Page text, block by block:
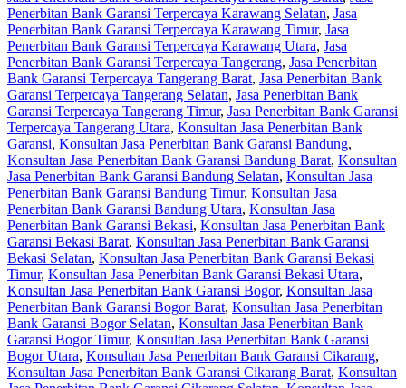
Penerbitan Bank Garansi Terpercaya Karawang Selatan, Jasa
Penerbitan Bank Garansi Terpercaya Karawang Timur, Jasa
Penerbitan Bank Garansi Terpercaya Karawang Utara, Jasa
Penerbitan Bank Garansi Terpercaya Tangerang, Jasa Penerbitan
Bank Garansi Terpercaya Tangerang Barat, Jasa Penerbitan Bank
Garansi Terpercaya Tangerang Selatan, Jasa Penerbitan Bank
Garansi Terpercaya Tangerang Timur, Jasa Penerbitan Bank Garansi
Terpercaya Tangerang Utara, Konsultan Jasa Penerbitan Bank
Garansi, Konsultan Jasa Penerbitan Bank Garansi Bandung,
Konsultan Jasa Penerbitan Bank Garansi Bandung Barat, Konsultan
Jasa Penerbitan Bank Garansi Bandung Selatan, Konsultan Jasa
Penerbitan Bank Garansi Bandung Timur, Konsultan Jasa
Penerbitan Bank Garansi Bandung Utara, Konsultan Jasa
Penerbitan Bank Garansi Bekasi, Konsultan Jasa Penerbitan Bank
Garansi Bekasi Barat, Konsultan Jasa Penerbitan Bank Garansi
Bekasi Selatan, Konsultan Jasa Penerbitan Bank Garansi Bekasi
Timur, Konsultan Jasa Penerbitan Bank Garansi Bekasi Utara,
Konsultan Jasa Penerbitan Bank Garansi Bogor, Konsultan Jasa
Penerbitan Bank Garansi Bogor Barat, Konsultan Jasa Penerbitan
Bank Garansi Bogor Selatan, Konsultan Jasa Penerbitan Bank
Garansi Bogor Timur, Konsultan Jasa Penerbitan Bank Garansi
Bogor Utara, Konsultan Jasa Penerbitan Bank Garansi Cikarang,
Konsultan Jasa Penerbitan Bank Garansi Cikarang Barat, Konsultan